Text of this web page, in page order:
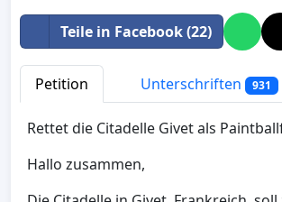
Teile in Facebook (22)
Petition Unterschriften 931
Rettet die Citadelle Givet als
Hallo zusammen,